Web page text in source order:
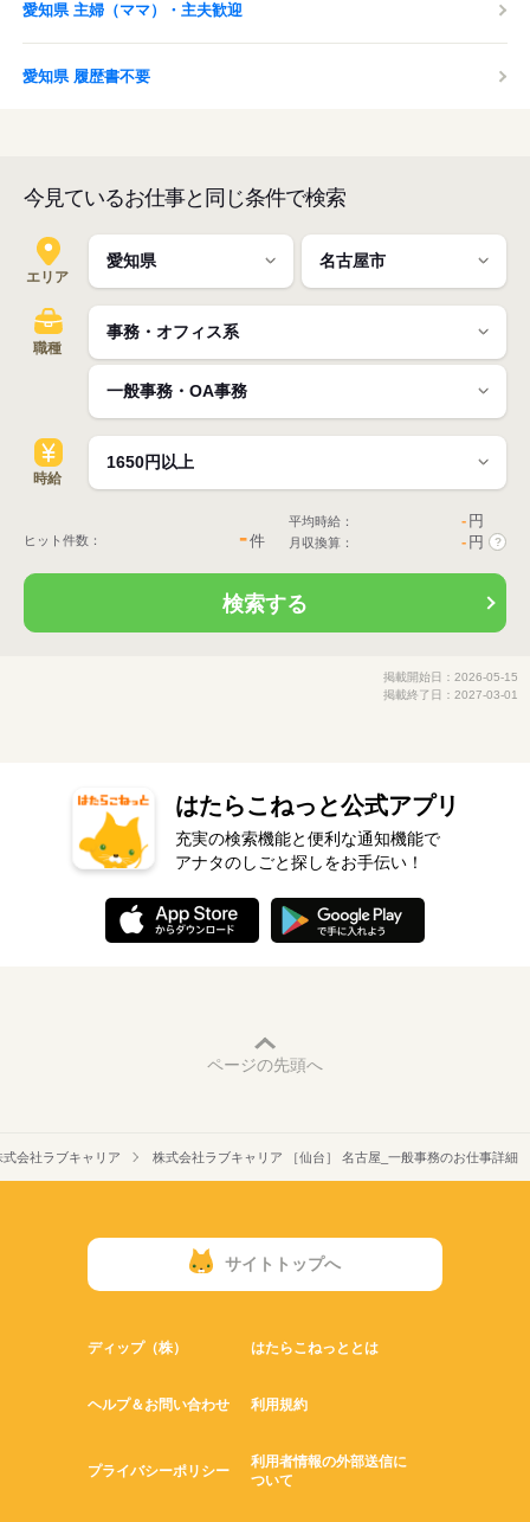
愛知県 主婦（ママ）・主夫歓迎
愛知県 履歴書不要
今見ているお仕事と同じ条件で検索
エリア
職種
時給
ヒット件数： -件
平均時給： - 円
月収換算： - 円 ?
検索する
掲載開始日：2026-05-15
掲載終了日：2027-03-01
はたらこねっと公式アプリ
充実の検索機能と便利な通知機能で
アナタのしごと探しをお手伝い！
ページの先頭へ
式会社ラブキャリア 株式会社ラブキャリア ［仙台］ 名古屋_一般事務のお仕事詳細
サイトトップへ
ディップ（株） はたらこねっととは
ヘルプ＆お問い合わせ 利用規約
プライバシーポリシー
利用者情報の外部送信に
ついて